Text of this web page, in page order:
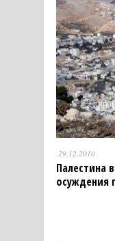
29.12.2010
Палестина
осуждения